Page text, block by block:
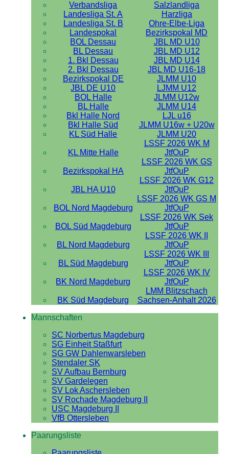
Verbandsliga
Salzlandliga
Landesliga St. A
Harzliga
Landesliga St. B
Ohre-Elbe-Liga
Landespokal
Bezirkspokal MD
BOL Dessau
JBL MD U10
BL Dessau
JBL MD U12
1. Bkl Dessau
JBL MD U14
2. Bkl Dessau
JBL MD U16-18
Bezirkspokal DE
JLMM U10
JBL DE U10
LJMM U12
BOL Halle
JLMM U12w
BL Halle
JLMM U14
Bkl Halle Nord
LJL u16
Bkl Halle Süd
JLMM U16w + U20w
KL Süd Halle
JLMM U20
KL Mitte Halle
LSSF 2026 WK M
JtfOuP
Bezirkspokal HA
LSSF 2026 WK GS
JtfOuP
JBL HA U10
LSSF 2026 WK G12
JtfOuP
BOL Nord Magdeburg
LSSF 2026 WK GS M
JtfOuP
BOL Süd Magdeburg
LSSF 2026 WK Sek
JtfOuP
BL Nord Magdeburg
LSSF 2026 WK II
JtfOuP
BL Süd Magdeburg
LSSF 2026 WK III
JtfOuP
BK Nord Magdeburg
LSSF 2026 WK IV
JtfOuP
BK Süd Magdeburg
LMM Blitzschach
Sachsen-Anhalt 2026
Mannschaften
SC Norbertus Magdeburg
SG Einheit Staßfurt
SG GW Dahlenwarsleben
Stendaler SK
SV Aufbau Bernburg
SV Gardelegen
SV Lok Aschersleben
SV Rochade Magdeburg II
USC Magdeburg II
VfB Ottersleben
Paarungsliste